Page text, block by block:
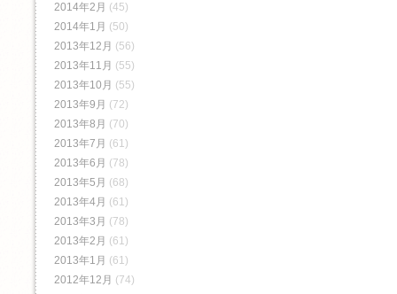
2014年2月 (45)
2014年1月 (50)
2013年12月 (56)
2013年11月 (55)
2013年10月 (55)
2013年9月 (72)
2013年8月 (70)
2013年7月 (61)
2013年6月 (78)
2013年5月 (68)
2013年4月 (61)
2013年3月 (78)
2013年2月 (61)
2013年1月 (61)
2012年12月 (74)